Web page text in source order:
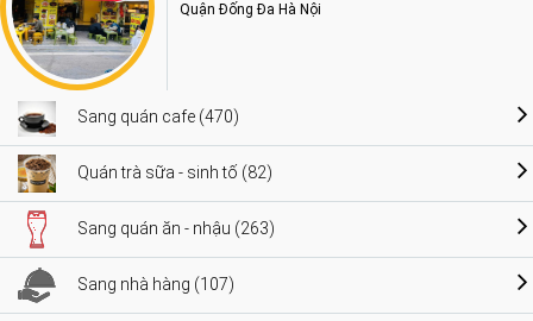
Quận Đống Đa Hà Nội
Sang quán cafe (470)
Quán trà sữa - sinh tố (82)
Sang quán ăn - nhậu (263)
Sang nhà hàng (107)